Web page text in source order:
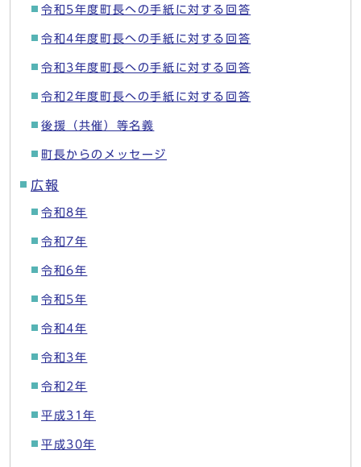
令和5年度町長への手紙に対する回答
令和4年度町長への手紙に対する回答
令和3年度町長への手紙に対する回答
令和2年度町長への手紙に対する回答
後援（共催）等名義
町長からのメッセージ
広報
令和8年
令和7年
令和6年
令和5年
令和4年
令和3年
令和2年
平成31年
平成30年